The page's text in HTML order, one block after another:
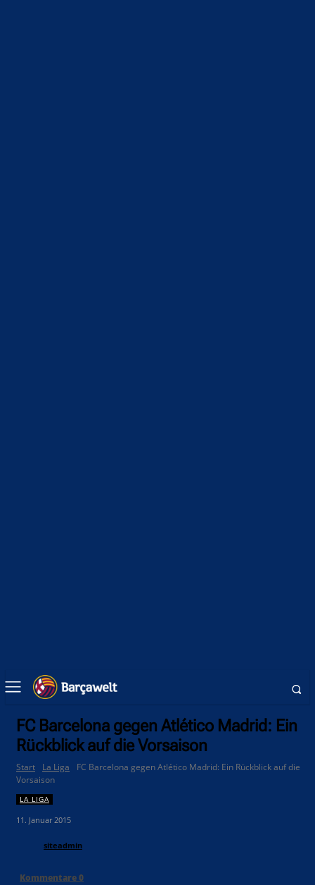
FC Barcelona gegen Atlético Madrid: Ein
Rückblick auf die Vorsaison
Start La Liga
FC Barcelona gegen Atlético Madrid: Ein Rückblick auf die
Vorsaison
LA LIGA
11. Januar 2015
siteadmin
Kommentare0